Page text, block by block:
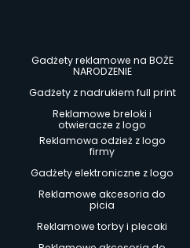
Gadżety reklamowe na BOŻE
NARODZENIE
Gadżety z nadrukiem full print
Reklamowe breloki i
otwieracze z logo
Reklamowa odzież z logo
firmy
Gadżety elektroniczne z logo
Reklamowe akcesoria do
picia
Reklamowe torby i plecaki